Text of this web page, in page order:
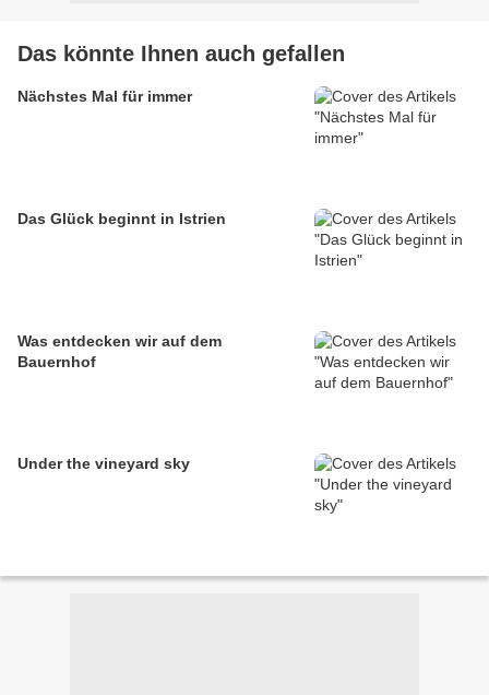
Das könnte Ihnen auch gefallen
Nächstes Mal für immer
Das Glück beginnt in Istrien
Was entdecken wir auf dem
Bauernhof
Under the vineyard sky